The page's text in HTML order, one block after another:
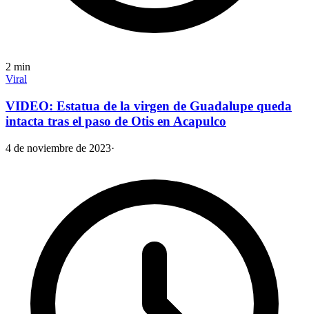
2 min
Viral
VIDEO: Estatua de la virgen de Guadalupe queda
intacta tras el paso de Otis en Acapulco
4 de noviembre de 2023·